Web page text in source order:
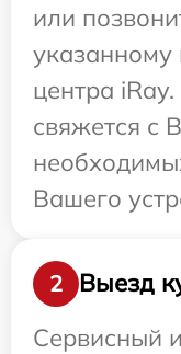
или
указанному
центра
свяжется с
Вашего
2
Выезд
Сервисный